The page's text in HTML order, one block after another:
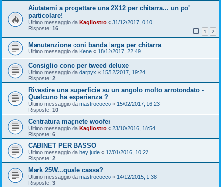
Aiutatemi a progettare una 2X12 per chitarra... un po'
particolare!
Ultimo messaggio da Kagliostro « 31/12/2017, 0:10
Risposte: 16 1 2
Manutenzione coni banda larga per chitarra
Ultimo messaggio da Kene « 18/12/2017, 22:49
Consiglio cono per tweed deluxe
Ultimo messaggio da darpyx « 15/12/2017, 19:24
Risposte: 2
Rivestire una superficie su un angolo molto arrotondato -
Qualcuno ha esperienza ?
Ultimo messaggio da mastrococco « 15/02/2017, 16:23
Risposte: 10
Centratura magnete woofer
Ultimo messaggio da Kagliostro « 23/10/2016, 18:54
Risposte: 6
CABINET PER BASSO
Ultimo messaggio da hey jude « 12/01/2016, 10:22
Risposte: 2
Mark 25W...quale cassa?
Ultimo messaggio da mastrococco « 14/12/2015, 1:38
Risposte: 3